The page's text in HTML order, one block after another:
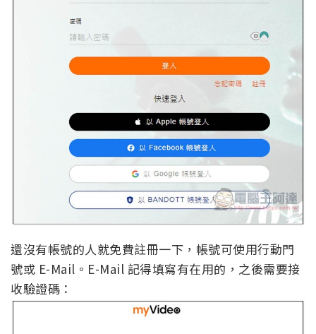
還沒有帳號的人就免費註冊一下，帳號可使用行動門
號或 E-Mail。E-Mail 記得填寫有在用的，之後需要接
收驗證碼：